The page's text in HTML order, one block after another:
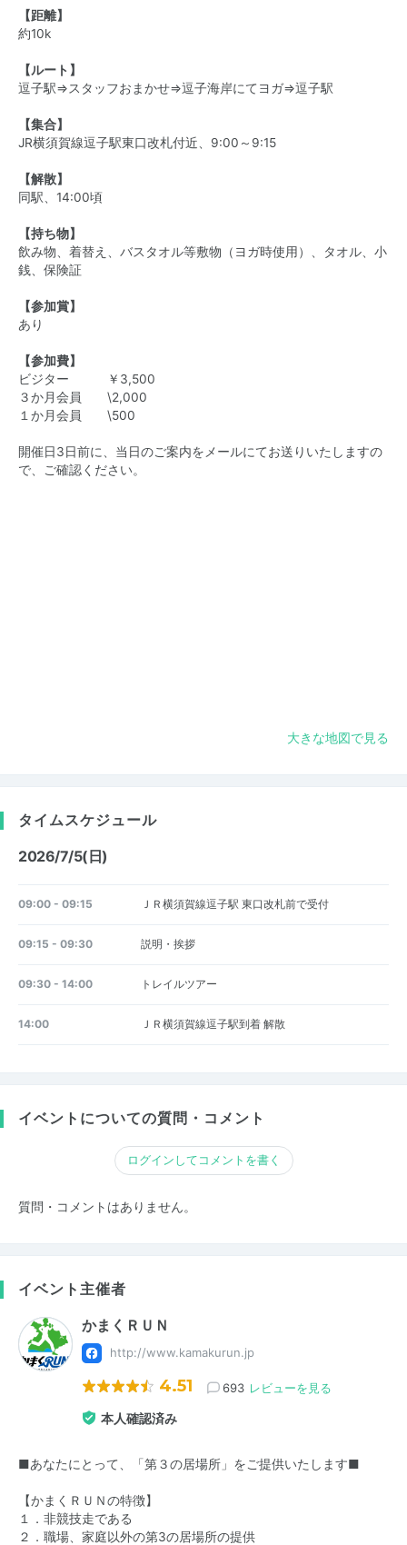
【距離】
約10k
【ルート】
逗子駅⇒スタッフおまかせ⇒逗子海岸にてヨガ⇒逗子駅
【集合】
JR横須賀線逗子駅東口改札付近、9:00～9:15
【解散】
同駅、14:00頃
【持ち物】
飲み物、着替え、バスタオル等敷物（ヨガ時使用）、タオル、小
銭、保険証
【参加賞】
あり
【参加費】
ビジター ￥3,500
３か月会員 \2,000
１か月会員 \500
開催日3日前に、当日のご案内をメールにてお送りいたしますの
で、ご確認ください。
大きな地図で見る
タイムスケジュール
2026/7/5(日)
09:00 - 09:15 ＪＲ横須賀線逗子駅 東口改札前で受付
09:15 - 09:30 説明・挨拶
09:30 - 14:00 トレイルツアー
14:00 ＪＲ横須賀線逗子駅到着 解散
イベントについての質問・コメント
ログインしてコメントを書く
質問・コメントはありません。
イベント主催者
かまくＲＵＮ
http://www.kamakurun.jp
4.51 693 レビューを見る
本人確認済み
■あなたにとって、「第３の居場所」をご提供いたします■
【かまくＲＵＮの特徴】
１．非競技走である
２．職場、家庭以外の第3の居場所の提供